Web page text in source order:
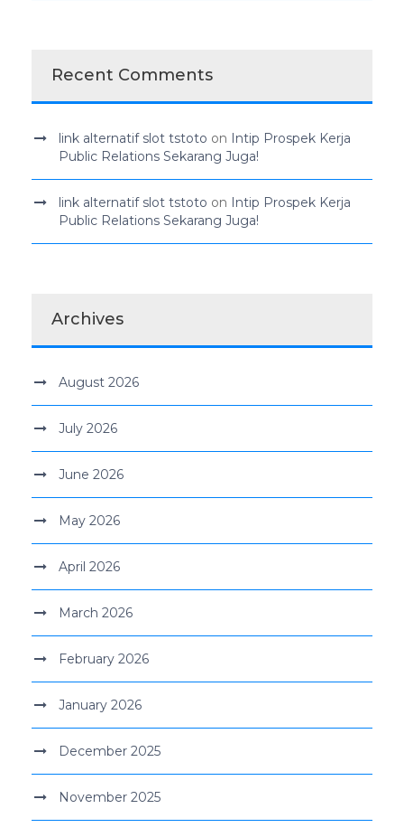
Recent Comments
link alternatif slot tstoto on Intip Prospek Kerja
Public Relations Sekarang Juga!
link alternatif slot tstoto on Intip Prospek Kerja
Public Relations Sekarang Juga!
Archives
August 2026
July 2026
June 2026
May 2026
April 2026
March 2026
February 2026
January 2026
December 2025
November 2025